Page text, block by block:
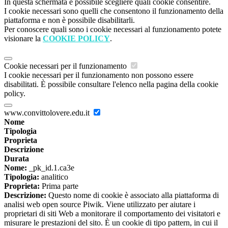
In questa schermata è possibile scegliere quali cookie consentire.
I cookie necessari sono quelli che consentono il funzionamento della
piattaforma e non è possibile disabilitarli.
Per conoscere quali sono i cookie necessari al funzionamento potete
visionare la COOKIE POLICY.
Cookie necessari per il funzionamento
I cookie necessari per il funzionamento non possono essere
disabilitati. È possibile consultare l'elenco nella pagina della cookie
policy.
www.convittolovere.edu.it
Nome
Tipologia
Proprieta
Descrizione
Durata
Nome: _pk_id.1.ca3e
Tipologia: analitico
Proprieta: Prima parte
Descrizione: Questo nome di cookie è associato alla piattaforma di
analisi web open source Piwik. Viene utilizzato per aiutare i
proprietari di siti Web a monitorare il comportamento dei visitatori e
misurare le prestazioni del sito. È un cookie di tipo pattern, in cui il